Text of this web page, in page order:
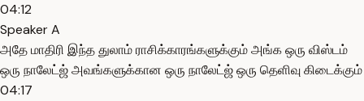
04:12
Speaker A
அதே மாதிரி இந்த துலாம் ராசிக்காரங்களுக்கும் அங்க ஒரு விஸ்டம்
ஒரு நாலேட்ஜ் அவங்களுக்கான ஒரு நாலேட்ஜ் ஒரு தெளிவு கிடைக்கும்
04:17